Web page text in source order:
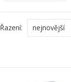
Řazení: nejnovější